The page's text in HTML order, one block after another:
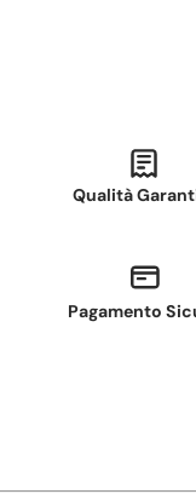
Qualità
Pagamento